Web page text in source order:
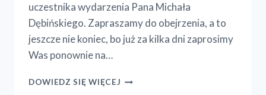
uczestnika wydarzenia Pana Michała
Dębińskiego. Zapraszamy do obejrzenia, a to
jeszcze nie koniec, bo już za kilka dni zaprosimy
Was ponownie na…
DOWIEDZ SIĘ WIĘCEJ PAMIĘTACIE